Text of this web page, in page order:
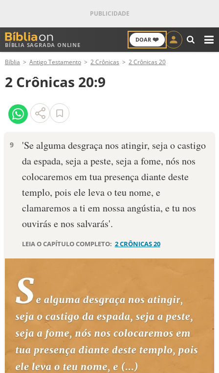
BÍBLIA SAGRADA ONLINE
DOAR ❤️
ANTIGO TESTAMENTO
NOVO TESTAMENTO
VERSÍCULOS
PALAVRA DO DIA
SALMO DO DIA
DEVOCIONAL DIÁRIO
ESBOÇOS DE PREGAÇÃO
TEMAS
PERGUNTE À BÍBLIA IA
TERMO BÍBLICO
Bíblia Antigo Testamento 2 Crônicas 2 Crônicas 20
2 Crônicas 20:9
9
'Se alguma desgraça nos atingir, seja o castigo
da espada, seja a peste, seja a fome, nós nos
colocaremos em tua presença diante deste
templo, pois ele leva o teu nome, e
clamaremos a ti em nossa angústia, e tu nos
ouvirás e nos salvarás'.
LEIA O CAPÍTULO COMPLETO: 2 CRÔNICAS 20